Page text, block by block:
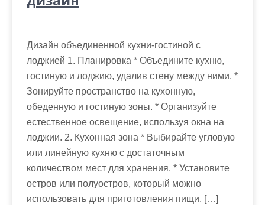
Дизайн объединенной кухни-гостиной с
лоджией 1. Планировка * Объедините кухню,
гостиную и лоджию, удалив стену между ними. *
Зонируйте пространство на кухонную,
обеденную и гостиную зоны. * Организуйте
естественное освещение, используя окна на
лоджии. 2. Кухонная зона * Выбирайте угловую
или линейную кухню с достаточным
количеством мест для хранения. * Установите
остров или полуостров, который можно
использовать для приготовления пищи, […]